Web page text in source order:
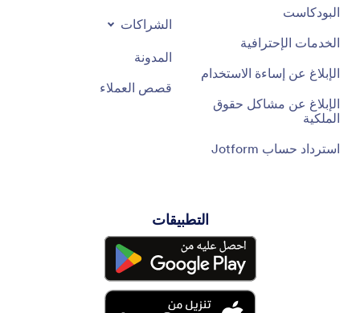
البودكاست
الخدمات الإحترافية
الإبلاغ عن إساءة الاستخدام
الإبلاغ عن مشاكل حقوق
الملكية
استرداد حساب Jotform
الشراكات
المدونة
قصص العملاء
التطبيقات